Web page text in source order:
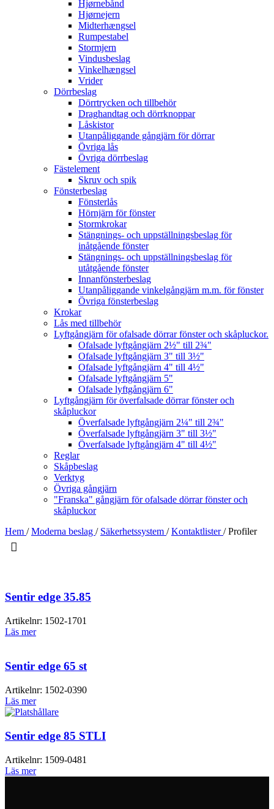
Hjørnebånd
Hjørnejern
Midterhængsel
Rumpestabel
Stormjern
Vindusbeslag
Vinkelhængsel
Vrider
Dörrbeslag
Dörrtrycken och tillbehör
Draghandtag och dörrknoppar
Låskistor
Utanpåliggande gångjärn för dörrar
Övriga lås
Övriga dörrbeslag
Fästelement
Skruv och spik
Fönsterbeslag
Fönsterlås
Hörnjärn för fönster
Stormkrokar
Stängnings- och uppställningsbeslag för
inåtgående fönster
Stängnings- och uppställningsbeslag för
utåtgående fönster
Innanfönsterbeslag
Utanpåliggande vinkelgångjärn m.m. för fönster
Övriga fönsterbeslag
Krokar
Lås med tillbehör
Lyftgångjärn för ofalsade dörrar fönster och skåpluckor.
Ofalsade lyftgångjärn 2½" till 2¾"
Ofalsade lyftgångjärn 3" till 3½"
Ofalsade lyftgångjärn 4" till 4½"
Ofalsade lyftgångjärn 5"
Ofalsade lyftgångjärn 6"
Lyftgångjärn för överfalsade dörrar fönster och
skåpluckor
Överfalsade lyftgångjärn 2¼" till 2¾"
Överfalsade lyftgångjärn 3" till 3½"
Överfalsade lyftgångjärn 4" till 4½"
Reglar
Skåpbeslag
Verktyg
Övriga gångjärn
"Franska" gångjärn för ofalsade dörrar fönster och
skåpluckor
Hem / Moderna beslag / Säkerhetssystem / Kontaktlister/ Profiler
Sentir edge 35.85
Artikelnr: 1502-1701
Läs mer
Sentir edge 65 st
Artikelnr: 1502-0390
Läs mer
Sentir edge 85 STLI
Artikelnr: 1509-0481
Läs mer